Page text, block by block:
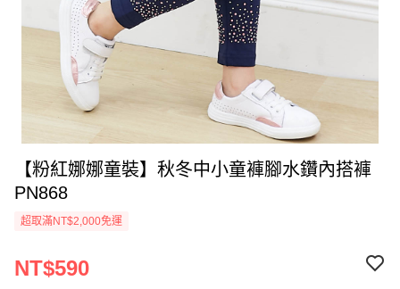
【粉紅娜娜童裝】秋冬中小童褲腳水鑽內搭褲
PN868
超取滿NT$2,000免運
NT$590